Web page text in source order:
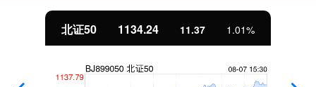
北证50 1134.24 11.37 1.01%